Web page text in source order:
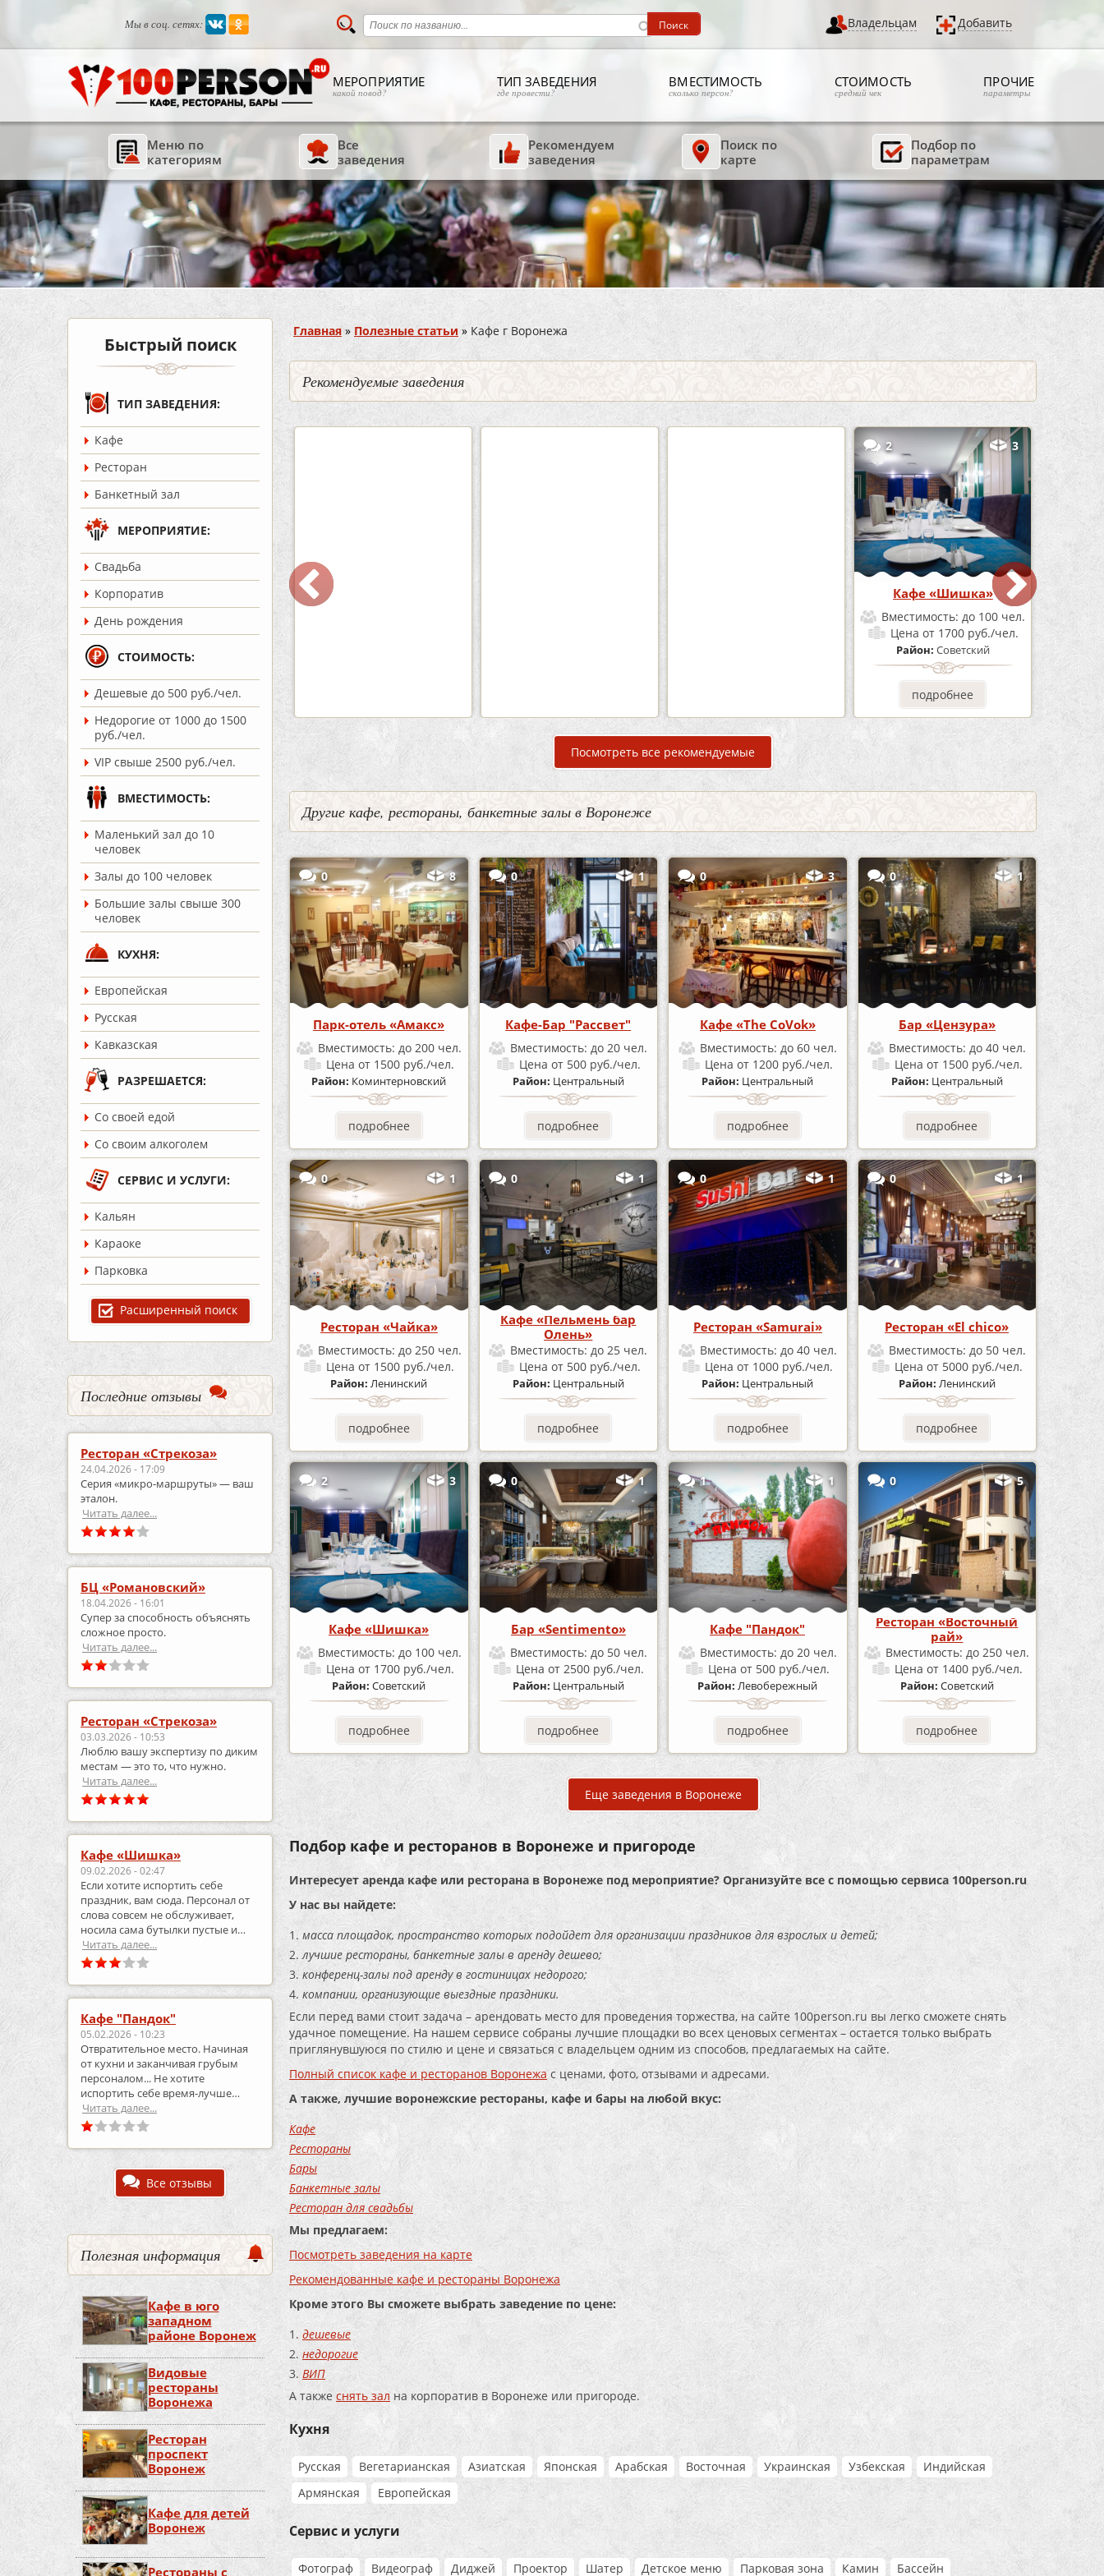
Мы в соц. сетях: Владельцам Добавить
МЕРОПРИЯТИЕ
какой повод?
ТИП ЗАВЕДЕНИЯ
где провести?
ВМЕСТИМОСТЬ
сколько персон?
СТОИМОСТЬ
средний чек
ПРОЧИЕ
параметры
Меню по
категориям
Все
заведения
Рекомендуем
заведения
Поиск по
карте
Подбор по
параметрам
Быстрый поиск
ТИП ЗАВЕДЕНИЯ:
Кафе
Ресторан
Банкетный зал
МЕРОПРИЯТИЕ:
Cвадьба
Корпоратив
День рождения
СТОИМОСТЬ:
Дешевые до 500 руб./чел.
Недорогие от 1000 до 1500
руб./чел.
VIP свыше 2500 руб./чел.
ВМЕСТИМОСТЬ:
Маленький зал до 10
человек
Залы до 100 человек
Большие залы свыше 300
человек
КУХНЯ:
Европейская
Русская
Кавказская
РАЗРЕШАЕТСЯ:
Со своей едой
Со своим алкоголем
СЕРВИС И УСЛУГИ:
Кальян
Караоке
Парковка
Расширенный поиск
Последние отзывы
Ресторан «Стрекоза»
24.04.2026 - 17:09
Серия «микро‑маршруты» — ваш
эталон.
Читать далее...
БЦ «Романовский»
18.04.2026 - 16:01
Супер за способность объяснять
сложное просто.
Читать далее...
Ресторан «Стрекоза»
03.03.2026 - 10:53
Люблю вашу экспертизу по диким
местам — это то, что нужно.
Читать далее...
Кафе «Шишка»
09.02.2026 - 02:47
Если хотите испортить себе
праздник, вам сюда. Персонал от
слова совсем не обслуживает,
носила сама бутылки пустые и
приносила полные.
Читать далее...
Кафе "Пандок"
05.02.2026 - 10:23
Отвратительное место. Начиная
от кухни и заканчивая грубым
персоналом... Не хотите
испортить себе время-лучше
выберите что-то другое..
Читать далее...
Все отзывы
Полезная информация
Кафе в юго
западном
районе Воронеж
Видовые
рестораны
Воронежа
Ресторан
проспект
Воронеж
Кафе для детей
Воронеж
Рестораны с
Вы здесь
Главная » Полезные статьи » Кафе г Воронежа
Рекомендуемые заведения
5
до 160 чел.
1200 руб./чел.
Кафе «Шишка»
Вместимость:
Ценаот 1700 руб./чел.
Район:
подробнее
2 3
Кафе «Шишка»
Вместимость: до 100 чел.
Цена от 1700 руб./чел.
Район: Советский
подробнее
Посмотреть все рекомендуемые
Другие кафе, рестораны, банкетные залы в Воронеже
0 8
Парк-отель «Амакс»
Вместимость: до 200 чел.
Ценаот 1500 руб./чел.
Район: Коминтерновский
подробнее
0 1
Кафе-Бар "Рассвет"
Вместимость: до 20 чел.
Цена от 500 руб./чел.
Район: Центральный
подробнее
0 3
Кафе «The CoVok»
Вместимость: до 60 чел.
Ценаот 1200 руб./чел.
Район: Центральный
подробнее
0 1
Бар «Цензура»
Вместимость: до 40 чел.
Цена от 1500 руб./чел.
Район: Центральный
подробнее
0 1
Ресторан «Чайка»
Вместимость: до 250 чел.
Ценаот 1500 руб./чел.
Район:Ленинский
подробнее
0 1
Кафе «Пельмень бар
Олень»
Вместимость: до 25 чел.
Цена от 500 руб./чел.
Район: Центральный
подробнее
0 1
Ресторан «Samurai»
Вместимость: до 40 чел.
Ценаот 1000 руб./чел.
Район: Центральный
подробнее
0 1
Ресторан «El chico»
Вместимость: до 50 чел.
Цена от 5000 руб./чел.
Район: Ленинский
подробнее
2 3
Кафе «Шишка»
Вместимость: до 100 чел.
Ценаот 1700 руб./чел.
Район:Советский
подробнее
0 1
Бар «Sentimento»
Вместимость: до 50 чел.
Цена от 2500 руб./чел.
Район: Центральный
подробнее
1 1
Кафе "Пандок"
Вместимость: до 20 чел.
Ценаот 500 руб./чел.
Район:Левобережный
подробнее
0 5
Ресторан «Восточный
рай»
Вместимость: до 250 чел.
Цена от 1400 руб./чел.
Район: Советский
подробнее
Еще заведения в Воронеже
Подбор кафе и ресторанов в Воронеже и пригороде
Интересует аренда кафе или ресторана в Воронеже под мероприятие? Организуйте все с помощью сервиса 100person.ru
У нас вы найдете:
масса площадок, пространство которых подойдет для организации праздников для взрослых и детей;
лучшие рестораны, банкетные залы в аренду дешево;
конференц-залы под аренду в гостиницах недорого;
компании, организующие выездные праздники.
Если перед вами стоит задача – арендовать место для проведения торжества, на сайте 100person.ru вы легко сможете снять
удачное помещение. На нашем сервисе собраны лучшие площадки во всех ценовых сегментах – остается только выбрать
приглянувшуюся по стилю и цене и связаться с владельцем одним из способов, предлагаемых на сайте.
Полный список кафе и ресторанов Воронежас ценами, фото, отзывами и адресами.
А также, лучшие воронежские рестораны, кафе и бары на любой вкус:
Кафе
Рестораны
Бары
Банкетные залы
Ресторан для свадьбы
Мы предлагаем:
Посмотреть заведения на карте
Рекомендованные кафе и рестораны Воронежа
Кроме этого Вы сможете выбрать заведение по цене:
дешевые
недорогие
ВИП
А также снять зал на корпоратив в Воронеже или пригороде.
Кухня
Русская Вегетарианская Азиатская Японская Арабская Восточная Украинская Узбекская
Индийская
Армянская
Европейская
Сервис и услуги
Фотограф Видеограф Диджей Проектор Шатер Детское меню Парковая зона Камин Бассейн